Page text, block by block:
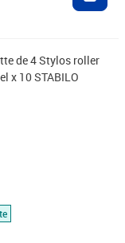
79,99€